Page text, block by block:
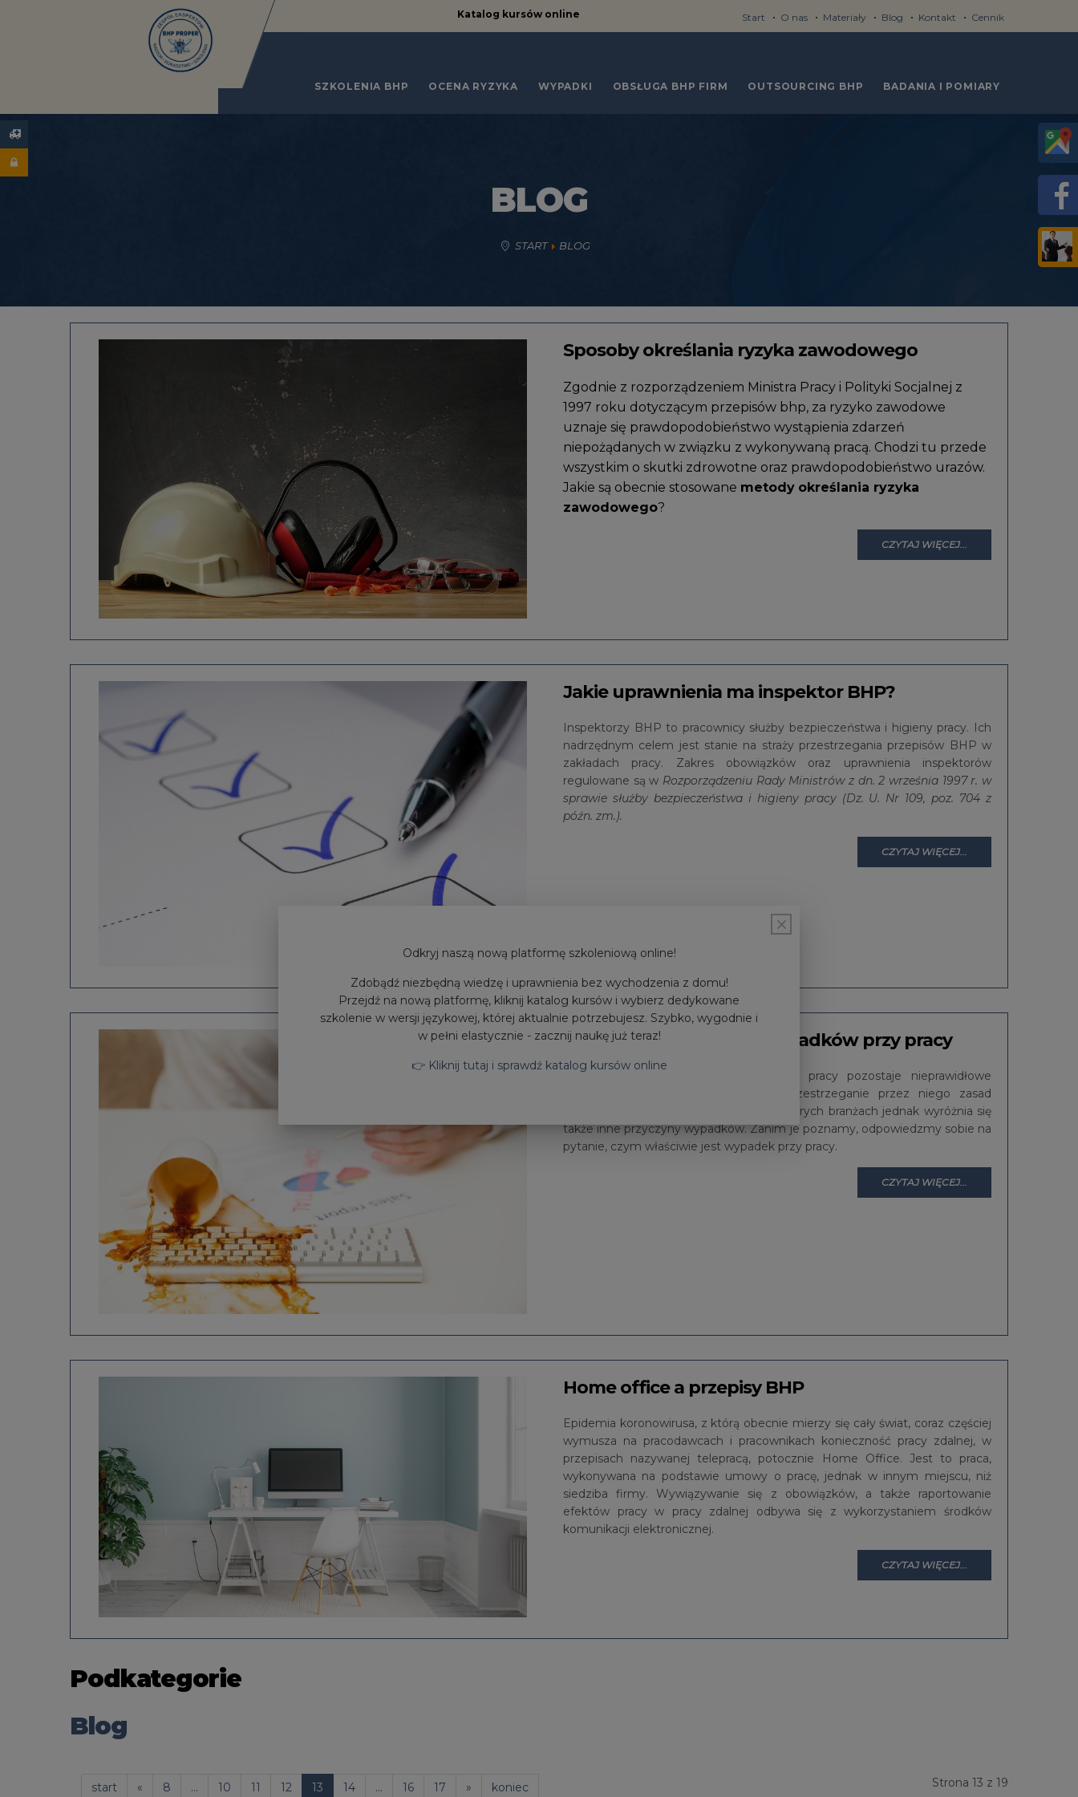
Start O nas Materiały Blog Kontakt Cennik
Katalog kursów online
SZKOLENIA BHP OCENA RYZYKA WYPADKI OBSŁUGA BHP FIRM OUTSOURCING BHP BADANIA I POMIARY
BLOG
START BLOG
Sposoby określania ryzyka zawodowego
Zgodnie z rozporządzeniem Ministra Pracy i Polityki Socjalnej z
1997 roku dotyczącym przepisów bhp, za ryzyko zawodowe
uznaje się prawdopodobieństwo wystąpienia zdarzeń
niepożądanych w związku z wykonywaną pracą. Chodzi tu przede
wszystkim o skutki zdrowotne oraz prawdopodobieństwo urazów.
Jakie są obecnie stosowane metody określania ryzyka
zawodowego?
CZYTAJ WIĘCEJ...
Jakie uprawnienia ma inspektor BHP?
Inspektorzy BHP to pracownicy służby bezpieczeństwa i higieny pracy. Ich
nadrzędnym celem jest stanie na straży przestrzegania przepisów BHP w
zakładach pracy. Zakres obowiązków oraz uprawnienia inspektorów
regulowane są w Rozporządzeniu Rady Ministrów z dn. 2 września 1997 r. w
sprawie służby bezpieczeństwa i higieny pracy (Dz. U. Nr 109, poz. 704 z
późn. zm.).
CZYTAJ WIĘCEJ...
Najczęstsze przyczyny wypadków przy pracy
Najczęstszą przyczyną wypadków przy pracy pozostaje nieprawidłowe
zachowanie się pracownika, czyli nieprzestrzeganie przez niego zasad
bezpieczeństwa i higieny pracy. W niektórych branżach jednak wyróżnia się
także inne przyczyny wypadków. Zanim je poznamy, odpowiedzmy sobie na
pytanie, czym właściwie jest wypadek przy pracy.
CZYTAJ WIĘCEJ...
Home office a przepisy BHP
Epidemia koronowirusa, z którą obecnie mierzy się cały świat, coraz częściej
wymusza na pracodawcach i pracownikach konieczność pracy zdalnej, w
przepisach nazywanej telepracą, potocznie Home Office. Jest to praca,
wykonywana na podstawie umowy o pracę, jednak w innym miejscu, niż
siedziba firmy. Wywiązywanie się z obowiązków, a także raportowanie
efektów pracy w pracy zdalnej odbywa się z wykorzystaniem środków
komunikacji elektronicznej.
CZYTAJ WIĘCEJ...
Podkategorie
Blog
Strona 13 z 19
start « 8 ... 10 11 12 13 14 ... 16 17 » koniec
×
Odkryj naszą nową platformę szkoleniową online!
Zdobądź niezbędną wiedzę i uprawnienia bez wychodzenia z domu!
Przejdź na nową platformę, kliknij katalog kursów i wybierz dedykowane
szkolenie w wersji językowej, której aktualnie potrzebujesz. Szybko, wygodnie i
w pełni elastycznie - zacznij naukę już teraz!
👉 Kliknij tutaj i sprawdź katalog kursów online